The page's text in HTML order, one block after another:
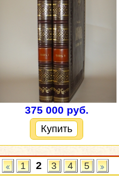
375 000 руб.
Купить
1 2 3 4 5